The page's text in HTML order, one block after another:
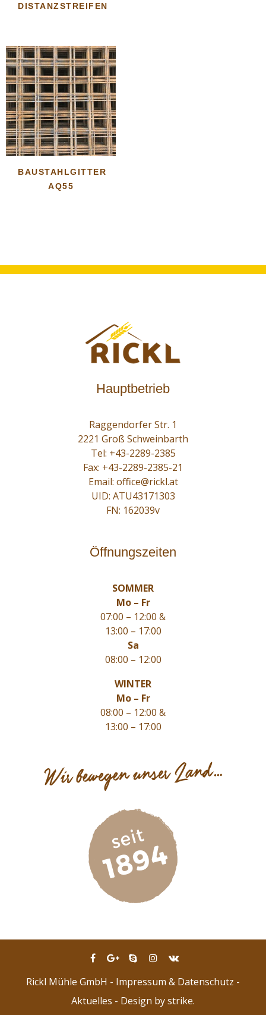
DISTANZSTREIFEN
BAUSTAHLGITTER
AQ55
Hauptbetrieb
Raggendorfer Str. 1
2221 Groß Schweinbarth
Tel: +43-2289-2385
Fax: +43-2289-2385-21
Email: office@rickl.at
UID: ATU43171303
FN: 162039v
Öffnungszeiten
SOMMER
Mo – Fr
07:00 – 12:00 &
13:00 – 17:00
Sa
08:00 – 12:00
WINTER
Mo – Fr
08:00 – 12:00 &
13:00 – 17:00
Rickl Mühle GmbH - Impressum & Datenschutz -
Aktuelles - Design bystrike.